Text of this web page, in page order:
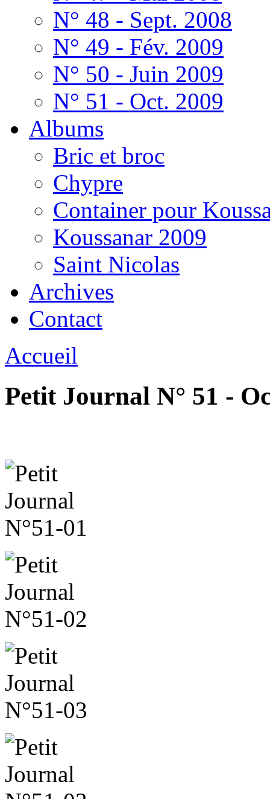
N° 48 - Sept. 2008
N° 49 - Fév. 2009
N° 50 - Juin 2009
N° 51 - Oct. 2009
Albums
Bric et broc
Chypre
Container pour
Koussanar 2009
Saint Nicolas
Archives
Contact
Accueil
Petit Journal N° 51 -